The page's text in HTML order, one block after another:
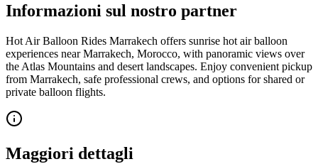
Informazioni sul nostro partner
Hot Air Balloon Rides Marrakech offers sunrise hot air balloon
experiences near Marrakech, Morocco, with panoramic views over
the Atlas Mountains and desert landscapes. Enjoy convenient pickup
from Marrakech, safe professional crews, and options for shared or
private balloon flights.
Maggiori dettagli